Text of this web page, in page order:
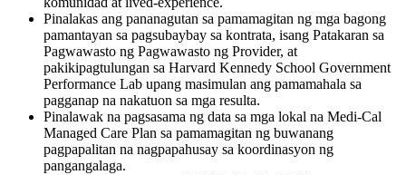
Pinalakas ang pananagutan sa pamamagitan ng mga bagong
pamantayan sa pagsubaybay sa kontrata, isang Patakaran sa
Pagwawasto ng Pagwawasto ng Provider, at
pakikipagtulungan sa Harvard Kennedy School Government
Performance Lab upang masimulan ang pamamahala sa
pagganap na nakatuon sa mga resulta.
Pinalawak na pagsasama ng data sa mga lokal na Medi-Cal
Managed Care Plan sa pamamagitan ng buwanang
pagpapalitan na nagpapahusay sa koordinasyon ng
pangangalaga.